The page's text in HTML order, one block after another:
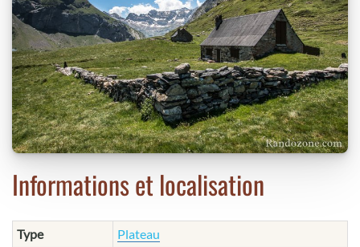
Informations et localisation
Type
Plateau